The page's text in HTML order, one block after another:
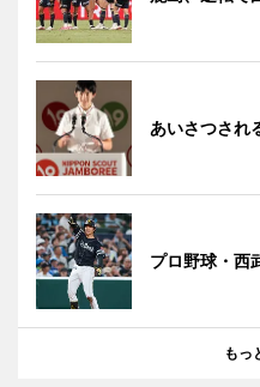
あいさつされ
プロ野球・西
もっ